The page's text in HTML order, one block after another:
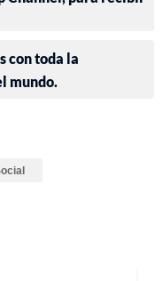
con toda la
mundo.